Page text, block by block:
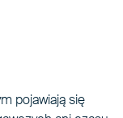
pojawiają się